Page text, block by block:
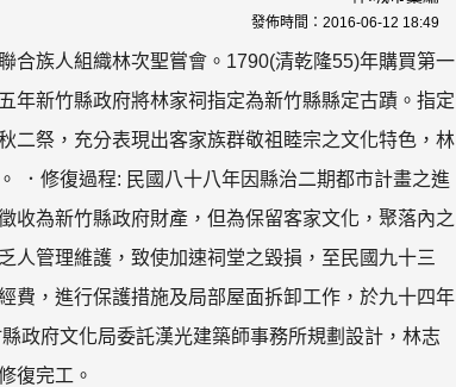
發佈時間： 2016-06-12 18:49
合族人組織林次聖嘗會。1790(清乾隆55)年購買第一
年新竹縣政府將林家祠指定為新竹縣縣定古蹟。指定
二祭，充分表現出客家族群敬祖睦宗之文化特色，林
．修復過程: 民國八十八年因縣治二期都市計畫之進
收為新竹縣政府財產，但為保留客家文化，聚落內之
人管理維護，致使加速祠堂之毀損，至民國九十三
費，進行保護措施及局部屋面拆卸工作，於九十四年
政府文化局委託漢光建築師事務所規劃設計，林志
復完工。